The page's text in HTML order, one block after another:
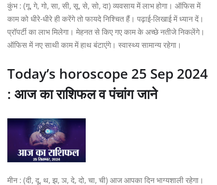
कुंभ : (गू, गे, गो, सा, सी, सू, से, सो, दा) व्यवसाय में लाभ होगा। ऑफिस में
काम को धीरे-धीरे ही करेंगे तो फायदे निश्चित हैं। पढ़ाई-लिखाई में ध्यान दें।
प्रॉपर्टी का लाभ मिलेगा। मेहनत से किए गए काम के अच्छे नतीजे निकलेंगे।
ऑफिस में नए साथी काम में हाथ बंटाएंगे। स्वास्थ्य सामान्य रहेगा।
Today’s horoscope 25 Sep 2024
: आज का राशिफल व पंचांग जाने
मीन : (दी, दू, थ, झ, ञ, दे, दो, चा, ची) आज आपका दिन भाग्यशाली रहेगा।